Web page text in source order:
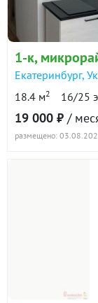
1-к,
Екатеринбург,
18.4 м2 16/25
19 000 ₽ /
размещено: